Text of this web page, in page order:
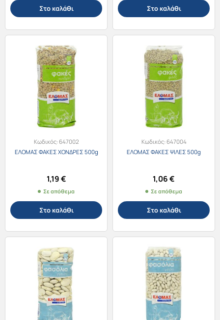
Στο καλάθι Στο καλάθι
Κωδικός:647002
ΕΛΟΜΑΣ ΦΑΚΕΣ ΧΟΝΔΡΕΣ 500g
1,19€
Σε απόθεμα
Στο καλάθι
Κωδικός:647004
ΕΛΟΜΑΣ ΦΑΚΕΣ ΨΙΛΕΣ 500g
1,06€
Σε απόθεμα
Στο καλάθι